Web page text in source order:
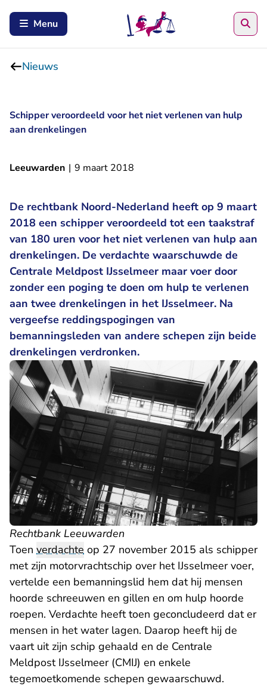
Menu
Nieuws
Schipper veroordeeld voor het niet verlenen van hulp
aan drenkelingen
Leeuwarden | 9 maart 2018
De rechtbank Noord-Nederland heeft op 9 maart
2018 een schipper veroordeeld tot een taakstraf
van 180 uren voor het niet verlenen van hulp aan
drenkelingen. De verdachte waarschuwde de
Centrale Meldpost IJsselmeer maar voer door
zonder een poging te doen om hulp te verlenen
aan twee drenkelingen in het IJsselmeer. Na
vergeefse reddingspogingen van
bemanningsleden van andere schepen zijn beide
drenkelingen verdronken.
Rechtbank Leeuwarden
Toen verdachte op 27 november 2015 als schipper
met zijn motorvrachtschip over het IJsselmeer voer,
vertelde een bemanningslid hem dat hij mensen
hoorde schreeuwen en gillen en om hulp hoorde
roepen. Verdachte heeft toen geconcludeerd dat er
mensen in het water lagen. Daarop heeft hij de
vaart uit zijn schip gehaald en de Centrale
Meldpost IJsselmeer (CMIJ) en enkele
tegemoetkomende schepen gewaarschuwd.